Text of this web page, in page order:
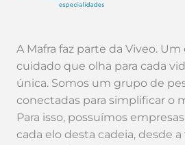
A Mafra faz parte da Viveo.
cuidado que olha para cada
única. Somos um grupo de
conectadas para simplificar o
Para isso, possuímos
cada elo desta cadeia, desde a